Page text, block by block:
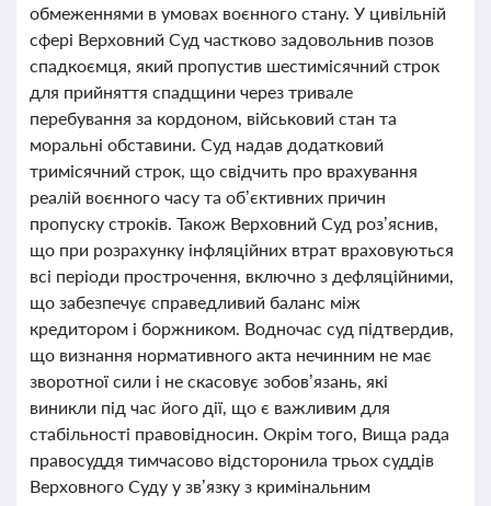
обмеженнями в умовах воєнного стану. У цивільній
сфері Верховний Суд частково задовольнив позов
спадкоємця, який пропустив шестимісячний строк
для прийняття спадщини через тривале
перебування за кордоном, військовий стан та
моральні обставини. Суд надав додатковий
тримісячний строк, що свідчить про врахування
реалій воєнного часу та об’єктивних причин
пропуску строків. Також Верховний Суд роз’яснив,
що при розрахунку інфляційних втрат враховуються
всі періоди прострочення, включно з дефляційними,
що забезпечує справедливий баланс між
кредитором і боржником. Водночас суд підтвердив,
що визнання нормативного акта нечинним не має
зворотної сили і не скасовує зобов’язань, які
виникли під час його дії, що є важливим для
стабільності правовідносин. Окрім того, Вища рада
правосуддя тимчасово відсторонила трьох суддів
Верховного Суду у зв’язку з кримінальним